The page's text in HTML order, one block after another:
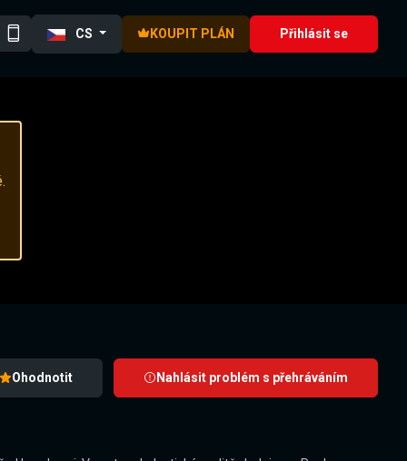
CS KOUPIT PLÁN Přihlásit se
Ohodnotit Nahlásit problém s přehráváním